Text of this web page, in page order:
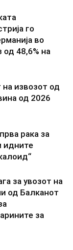
го
во
48,6% на
на извозот од
од 2026
рака за
идните
за увозот на
од Балканот
за